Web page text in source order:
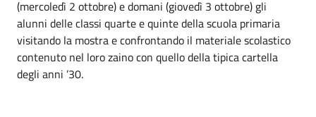
(mercoledì 2 ottobre) e domani (giovedì 3 ottobre) gli
alunni delle classi quarte e quinte della scuola primaria
visitando la mostra e confrontando il materiale scolastico
contenuto nel loro zaino con quello della tipica cartella
degli anni ’30.